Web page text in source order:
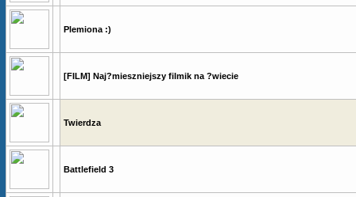
Plemiona :)
[FILM] Naj?mieszniejszy filmik na ?wiecie
Twierdza
Battlefield 3